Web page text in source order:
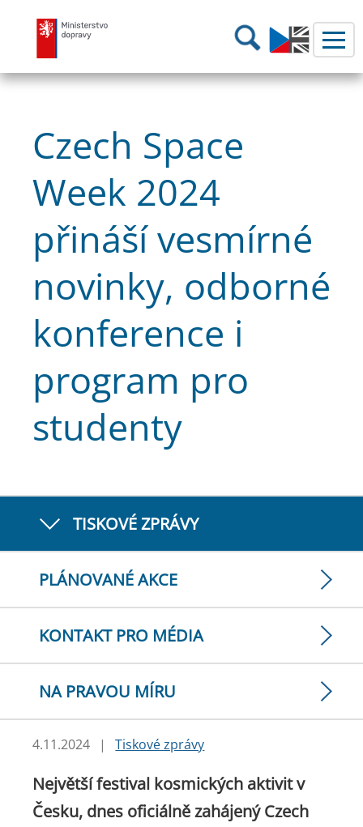
Ministerstvo dopravy Hledání
Czech Space
Week 2024
přináší vesmírné
novinky, odborné
konference i
program pro
studenty
TISKOVÉ ZPRÁVY
PLÁNOVANÉ AKCE
KONTAKT PRO MÉDIA
NA PRAVOU MÍRU
4.11.2024 | Tiskové zprávy
Největší festival kosmických aktivit v
Česku, dnes oficiálně zahájený Czech